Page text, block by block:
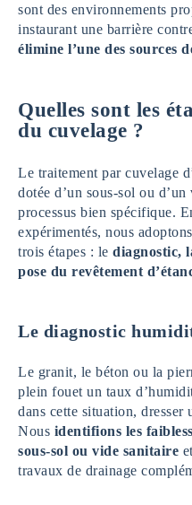
sont des environnements
instaurant une barrière
élimine l’une des sources
Quelles sont les
du cuvelage ?
Le traitement par cuvelage
dotée d’un sous-sol ou
processus bien spécifique.
expérimentés, nous
trois étapes : le diagnostic,
pose du revêtement
Le diagnostic
Le granit, le béton ou la
plein fouet un taux
dans cette situation, dresser
Nous identifions les
sous-sol ou vide sanitaire
travaux de drainage